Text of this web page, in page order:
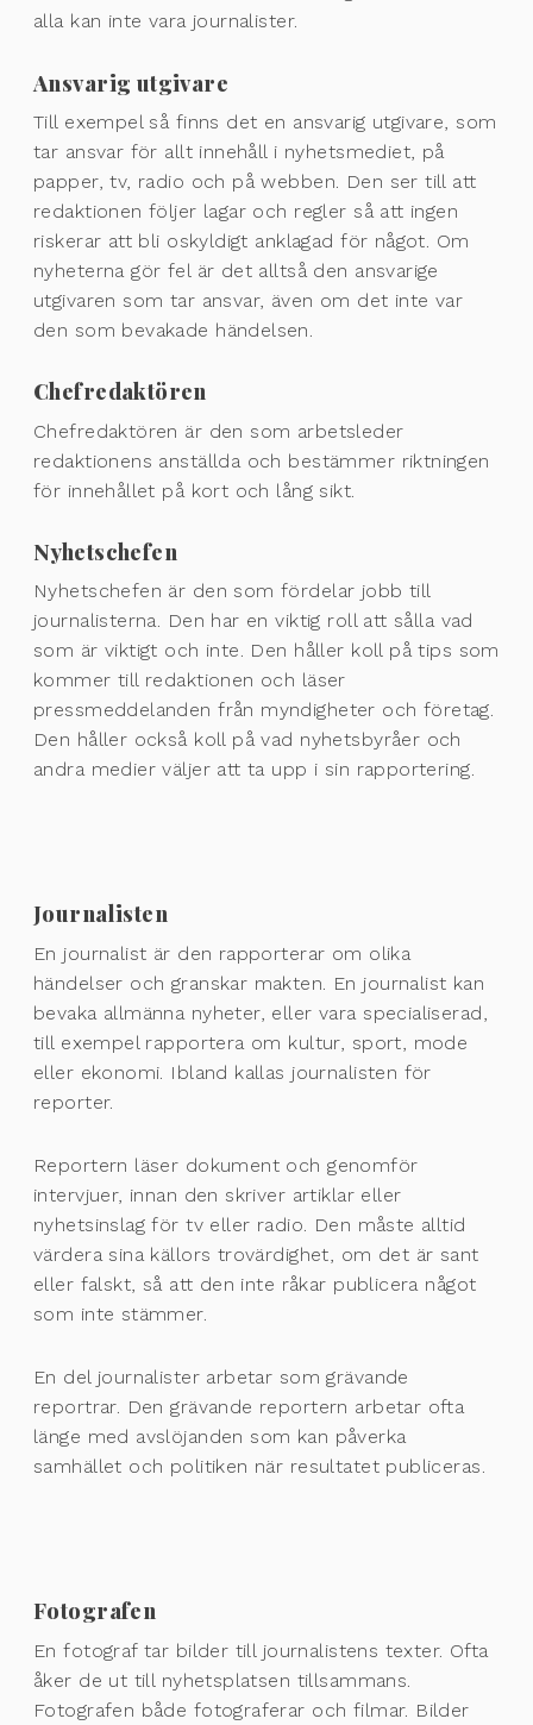
alla kan inte vara journalister.
Ansvarig utgivare
Till exempel så finns det en ansvarig utgivare, som
tar ansvar för allt innehåll i nyhetsmediet, på
papper, tv, radio och på webben. Den ser till att
redaktionen följer lagar och regler så att ingen
riskerar att bli oskyldigt anklagad för något. Om
nyheterna gör fel är det alltså den ansvarige
utgivaren som tar ansvar, även om det inte var
den som bevakade händelsen.
Chefredaktören
Chefredaktören är den som arbetsleder
redaktionens anställda och bestämmer riktningen
för innehållet på kort och lång sikt.
Nyhetschefen
Nyhetschefen är den som fördelar jobb till
journalisterna. Den har en viktig roll att sålla vad
som är viktigt och inte. Den håller koll på tips som
kommer till redaktionen och läser
pressmeddelanden från myndigheter och företag.
Den håller också koll på vad nyhetsbyråer och
andra medier väljer att ta upp i sin rapportering.
Journalisten
En journalist är den rapporterar om olika
händelser och granskar makten. En journalist kan
bevaka allmänna nyheter, eller vara specialiserad,
till exempel rapportera om kultur, sport, mode
eller ekonomi. Ibland kallas journalisten för
reporter.
Reportern läser dokument och genomför
intervjuer, innan den skriver artiklar eller
nyhetsinslag för tv eller radio. Den måste alltid
värdera sina källors trovärdighet, om det är sant
eller falskt, så att den inte råkar publicera något
som inte stämmer.
En del journalister arbetar som grävande
reportrar. Den grävande reportern arbetar ofta
länge med avslöjanden som kan påverka
samhället och politiken när resultatet publiceras.
Fotografen
En fotograf tar bilder till journalistens texter. Ofta
åker de ut till nyhetsplatsen tillsammans.
Fotografen både fotograferar och filmar. Bilder